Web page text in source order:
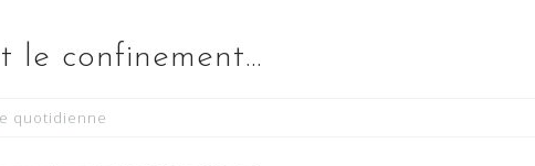
le confinement…
quotidienne